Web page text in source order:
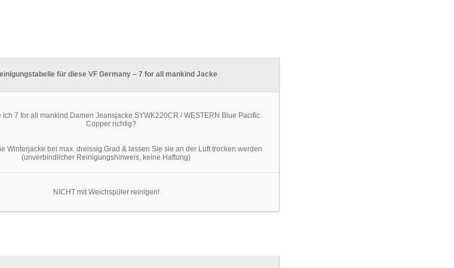
für diese VF Germany – 7 for all mankind Jacke
Winterjacke bei max. dreissig Grad & lassen Sie sie an der Luft trocken werden
(unverbindlicher Reinigungshinweis, keine Haftung)
NICHT mit Weichspüler reinigen!